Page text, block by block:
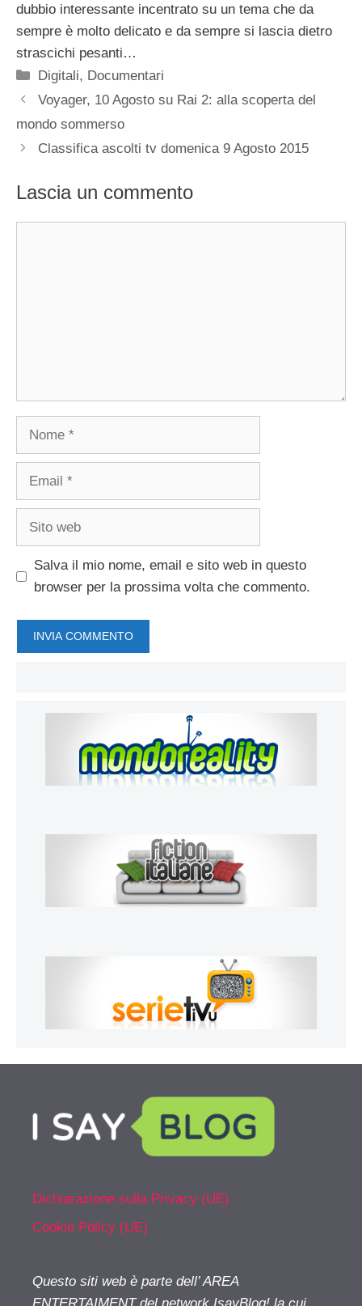
dubbio interessante incentrato su un tema che da
sempre è molto delicato e da sempre si lascia dietro
strascichi pesanti…
Categorie
Digitali, Documentari
Voyager, 10 Agosto su Rai 2: alla scoperta del
mondo sommerso
Classifica ascolti tv domenica 9 Agosto 2015
Lascia un commento
Nome
Email
Sito
Salva il mio nome, email e sito web in questo
browser per la prossima volta che commento.
Dichiarazione sulla Privacy (UE)
Cookie Policy (UE)
Questo siti web è parte dell’ AREA